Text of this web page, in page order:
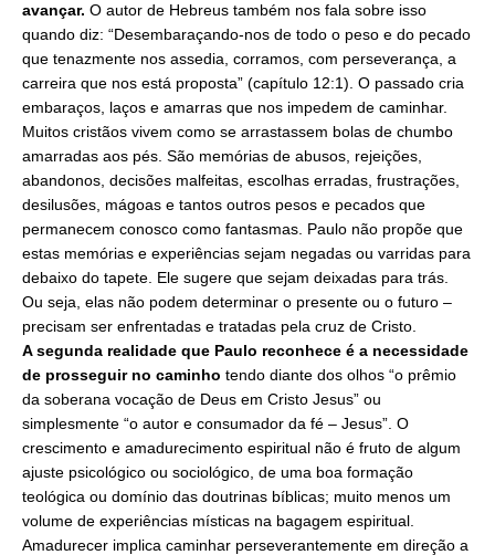
avançar. O autor de Hebreus também nos fala sobre isso
quando diz: “Desembaraçando-nos de todo o peso e do pecado
que tenazmente nos assedia, corramos, com perseverança, a
carreira que nos está proposta” (capítulo 12:1). O passado cria
embaraços, laços e amarras que nos impedem de caminhar.
Muitos cristãos vivem como se arrastassem bolas de chumbo
amarradas aos pés. São memórias de abusos, rejeições,
abandonos, decisões malfeitas, escolhas erradas, frustrações,
desilusões, mágoas e tantos outros pesos e pecados que
permanecem conosco como fantasmas. Paulo não propõe que
estas memórias e experiências sejam negadas ou varridas para
debaixo do tapete. Ele sugere que sejam deixadas para trás.
Ou seja, elas não podem determinar o presente ou o futuro –
precisam ser enfrentadas e tratadas pela cruz de Cristo.
A segunda realidade que Paulo reconhece é a necessidade
de prosseguir no caminho tendo diante dos olhos “o prêmio
da soberana vocação de Deus em Cristo Jesus” ou
simplesmente “o autor e consumador da fé – Jesus”. O
crescimento e amadurecimento espiritual não é fruto de algum
ajuste psicológico ou sociológico, de uma boa formação
teológica ou domínio das doutrinas bíblicas; muito menos um
volume de experiências místicas na bagagem espiritual.
Amadurecer implica caminhar perseverantemente em direção a